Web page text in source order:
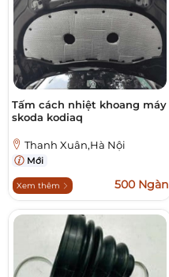
Tấm cách nhiệt khoang máy
skoda kodiaq
Thanh Xuân,Hà Nội
Mới
Xem thêm 500 Ngàn